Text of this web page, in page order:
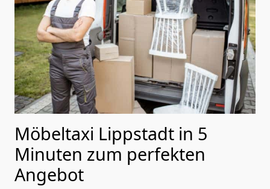
Möbeltaxi Lippstadt in 5
Minuten zum perfekten
Angebot